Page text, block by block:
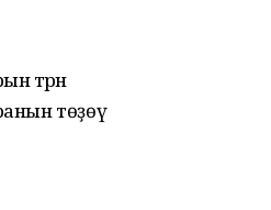
тәрән
төҙөү